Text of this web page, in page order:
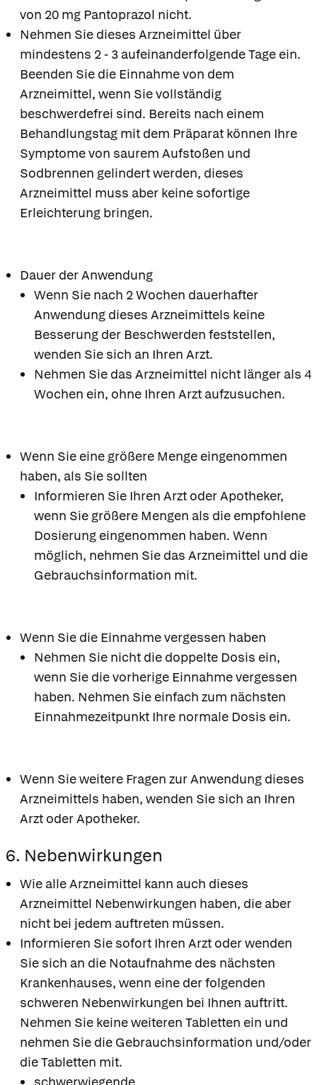
von 20 mg Pantoprazol nicht.
Nehmen Sie dieses Arzneimittel über
mindestens 2 - 3 aufeinanderfolgende Tage ein.
Beenden Sie die Einnahme von dem
Arzneimittel, wenn Sie vollständig
beschwerdefrei sind. Bereits nach einem
Behandlungstag mit dem Präparat können Ihre
Symptome von saurem Aufstoßen und
Sodbrennen gelindert werden, dieses
Arzneimittel muss aber keine sofortige
Erleichterung bringen.
Dauer der Anwendung
Wenn Sie nach 2 Wochen dauerhafter
Anwendung dieses Arzneimittels keine
Besserung der Beschwerden feststellen,
wenden Sie sich an Ihren Arzt.
Nehmen Sie das Arzneimittel nicht länger als 4
Wochen ein, ohne Ihren Arzt aufzusuchen.
Wenn Sie eine größere Menge eingenommen
haben, als Sie sollten
Informieren Sie Ihren Arzt oder Apotheker,
wenn Sie größere Mengen als die empfohlene
Dosierung eingenommen haben. Wenn
möglich, nehmen Sie das Arzneimittel und die
Gebrauchsinformation mit.
Wenn Sie die Einnahme vergessen haben
Nehmen Sie nicht die doppelte Dosis ein,
wenn Sie die vorherige Einnahme vergessen
haben. Nehmen Sie einfach zum nächsten
Einnahmezeitpunkt Ihre normale Dosis ein.
Wenn Sie weitere Fragen zur Anwendung dieses
Arzneimittels haben, wenden Sie sich an Ihren
Arzt oder Apotheker.
6. Nebenwirkungen
Wie alle Arzneimittel kann auch dieses
Arzneimittel Nebenwirkungen haben, die aber
nicht bei jedem auftreten müssen.
Informieren Sie sofort Ihren Arzt oder wenden
Sie sich an die Notaufnahme des nächsten
Krankenhauses, wenn eine der folgenden
schweren Nebenwirkungen bei Ihnen auftritt.
Nehmen Sie keine weiteren Tabletten ein und
nehmen Sie die Gebrauchsinformation und/oder
die Tabletten mit.
schwerwiegende